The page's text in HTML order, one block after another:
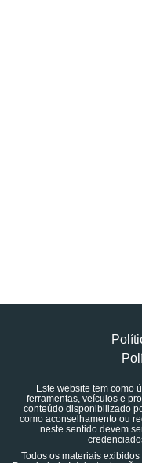
Este website tem como
ferramentas, veículos e
conteúdo disponibilizado
como aconselhamento ou
neste sentido devem
Todos os materiais